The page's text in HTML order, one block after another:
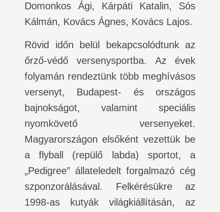
Domonkos Ági, Kárpáti Katalin, Sós
Kálmán, Kovács Ágnes, Kovács Lajos.
Rövid időn belül bekapcsolódtunk az
őrző-védő versenysportba. Az évek
folyamán rendeztünk több meghívásos
versenyt, Budapest- és országos
bajnokságot, valamint speciális
nyomkövető versenyeket.
Magyarországon elsőként vezettük be
a flyball (repülő labda) sportot, a
„Pedigree” állateledelt forgalmazó cég
szponzorálásával. Felkérésükre az
1998-as kutyák világkiállításán, az